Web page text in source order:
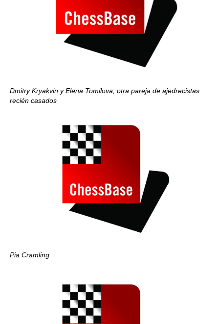
Dmitry Kryakvin y Elena Tomilova, otra pareja de ajedrecistas
recién casados
Pia Cramling